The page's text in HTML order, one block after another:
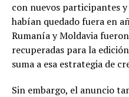
con nuevos participantes
habían quedado fuera en
Rumanía y Moldavia
recuperadas para la
suma a esa estrategia de
Sin embargo, el anuncio